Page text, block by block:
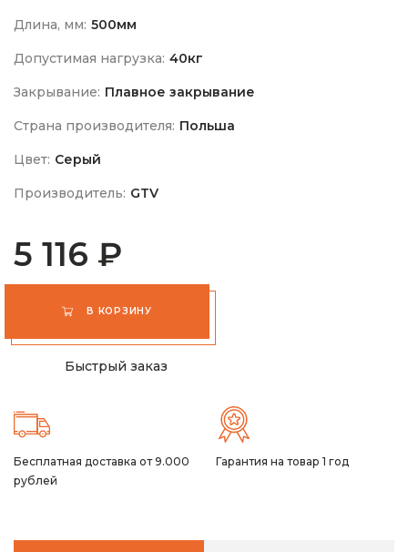
Длина, мм: 500мм
Допустимая нагрузка: 40кг
Закрывание: Плавное закрывание
Страна производителя: Польша
Цвет: Серый
Производитель: GTV
5 116 ₽
В КОРЗИНУ
Быстрый заказ
Бесплатная доставка от 9.000
рублей
Гарантия на товар 1 год